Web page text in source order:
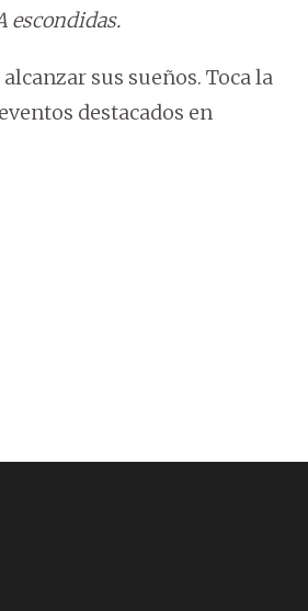
escondidas.
sus sueños. Toca la
destacados en